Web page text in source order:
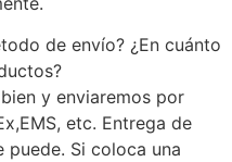
de envío? ¿En cuánto
y enviaremos por
etc. Entrega de
Si coloca una